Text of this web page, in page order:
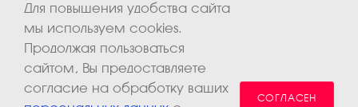
Для повышения удобства сайта
мы используем cookies.
Продолжая пользоваться
сайтом, Вы предоставляете
согласие на обработку ваших
СОГЛАСЕН